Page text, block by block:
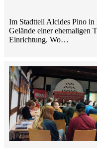
Im Stadtteil Alcides Pino
Gelände einer ehemaligen
Einrichtung. Wo…